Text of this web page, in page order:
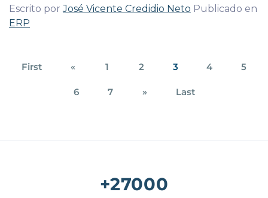
Escrito porJosé Vicente Credidio Neto Publicado en
ERP
First « 1 2 3 4 5
6 7 » Last
+27000